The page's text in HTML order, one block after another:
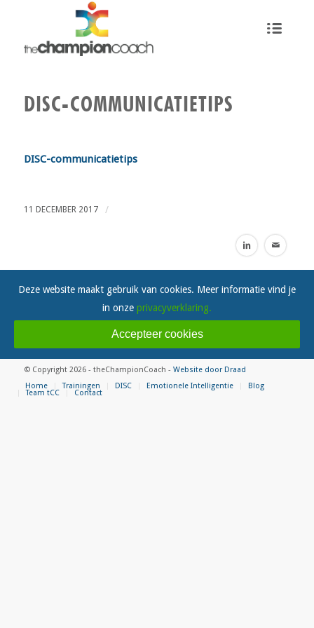
DISC-COMMUNICATIETIPS
DISC-communicatietips
11 DECEMBER 2017 /
© Copyright 2026 - theChampionCoach - Website door Draad
Home
Trainingen DISC Emotionele Intelligentie Blog
Team tCC Contact
Deze website maakt gebruik van cookies. Meer informatie vind je
in onze privacyverklaring.
Accepteer cookies